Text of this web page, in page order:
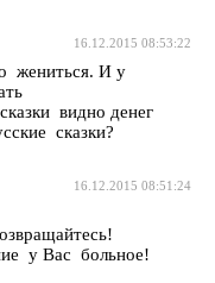
16.12.2015 08:53:22
жениться. И у
видно денег
сказки?
16.12.2015 08:51:24
у Вас больное!